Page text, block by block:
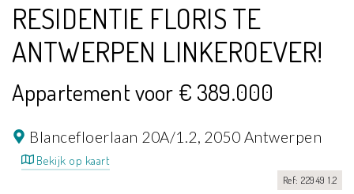
RESIDENTIE FLORIS TE
ANTWERPEN LINKEROEVER!
Appartement voor € 389.000
Blancefloerlaan 20A/1.2, 2050 Antwerpen
Bekijk op kaart
Ref: 22949 1.2